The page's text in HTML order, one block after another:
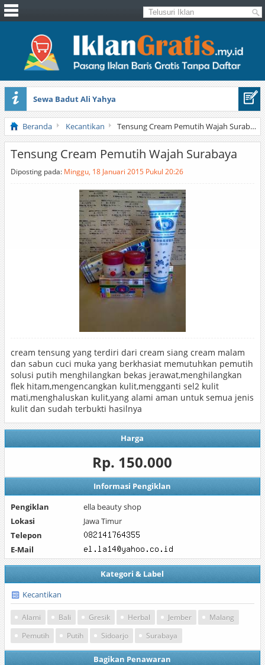
Sewa Badut Ali Yahya
Honda Brio 1.3 E AT CBU 2012 Putih
Beranda Kecantikan Tensung Cream Pemutih Wajah Surabaya
Tensung Cream Pemutih Wajah Surabaya
Diposting pada: Minggu, 18 Januari 2015 Pukul 20:26
cream tensung yang terdiri dari cream siang cream malam
dan sabun cuci muka yang berkhasiat memutuhkan pemutih
solusi putih menghilangkan bekas jerawat,menghilangkan
flek hitam,mengencangkan kulit,mengganti sel2 kulit
mati,menghaluskan kulit,yang alami aman untuk semua jenis
kulit dan sudah terbukti hasilnya
Harga
Rp. 150.000
Informasi Pengiklan
Pengiklan
ella beauty shop
Lokasi
Jawa Timur
Telepon
E-Mail
Kategori & Label
Kecantikan
Alami Bali Gresik Herbal Jember
Malang
Pemutih
Putih Sidoarjo Surabaya
Bagikan Penawaran